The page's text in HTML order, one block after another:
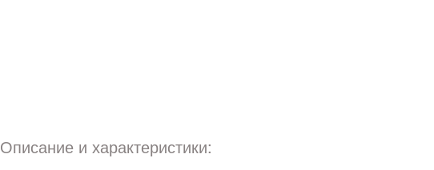
Описание и характеристики: